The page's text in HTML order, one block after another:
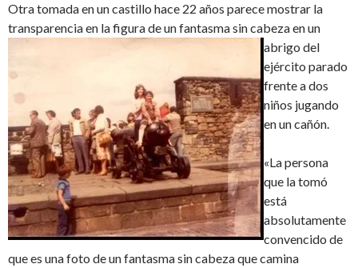
Otra tomada en un castillo hace 22 años parece mostrar la
transparencia en la figura de un fantasma sin cabeza en un
abrigo del
ejército parado
frente a dos
niños jugando
en un cañón.
«La persona
que la tomó
está
absolutamente
convencido de
que es una foto de un fantasma sin cabeza que camina